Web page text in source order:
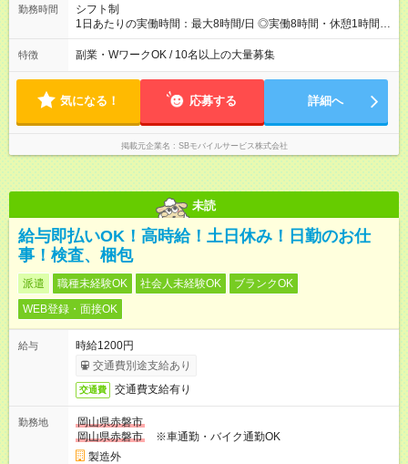
勤務時間
シフト制
1日あたりの実働時間：最大8時間/日 ◎実働8時間・休憩1時間 ◎
残業は月平均5時間程度です
特徴 副業・WワークOK / 10名以上の大量募集
気になる！ 応募する 詳細へ
掲載元企業名 SBモバイルサービス株式会社
未読
給与即払いOK！高時給！土日休み！日勤のお仕
事！検査、梱包
派遣 職種未経験OK 社会人未経験OK
ブランクOK
WEB登録・面接OK
給与
時給1200円
交通費別途支給あり
交通費 交通費支給有り
勤務地
岡山県赤磐市
岡山県赤磐市
※車通勤・バイク通勤OK
製造外